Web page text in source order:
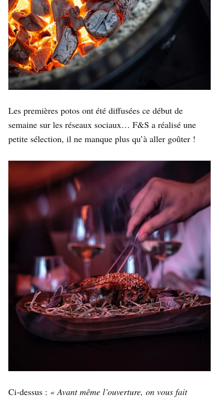
Les premières potos ont été diffusées ce début de
semaine sur les réseaux sociaux… F&S a réalisé une
petite sélection, il ne manque plus qu’à aller goûter !
Ci-dessus : « Avant même l’ouverture, on vous fait